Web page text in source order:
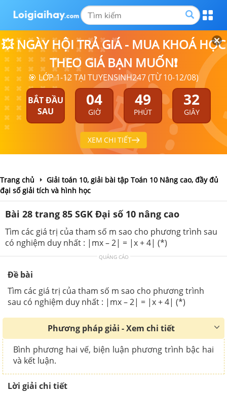
💥 NGÀY HỘI TRẢ GIÁ - MUA KHOÁ HỌC
THEO GIÁ BẠN MUỐN❗
🎯 LỚP 1-12 TẠI TUYENSINH247 (TỪ 10-12/08)
BẮT ĐẦU
SAU
04
GIỜ
49
PHÚT
32
GIÂY
XEM CHI TIẾT
Trang chủ
Giải toán 10, giải bài tập Toán 10 Nâng cao, đầy đủ
đại số giải tích và hình học
Bài 28 trang 85 SGK Đại số 10 nâng cao
Tìm các giá trị của tham số m sao cho phương trình sau
có nghiệm duy nhất : |mx – 2| = |x + 4| (*)
QUẢNG CÁO
Đề bài
Tìm các giá trị của tham số m sao cho phương trình
sau có nghiệm duy nhất : |mx – 2| = |x + 4| (*)
Phương pháp giải - Xem chi tiết
Bình phương hai vế, biện luận phương trình bậc hai
và kết luận.
Lời giải chi tiết